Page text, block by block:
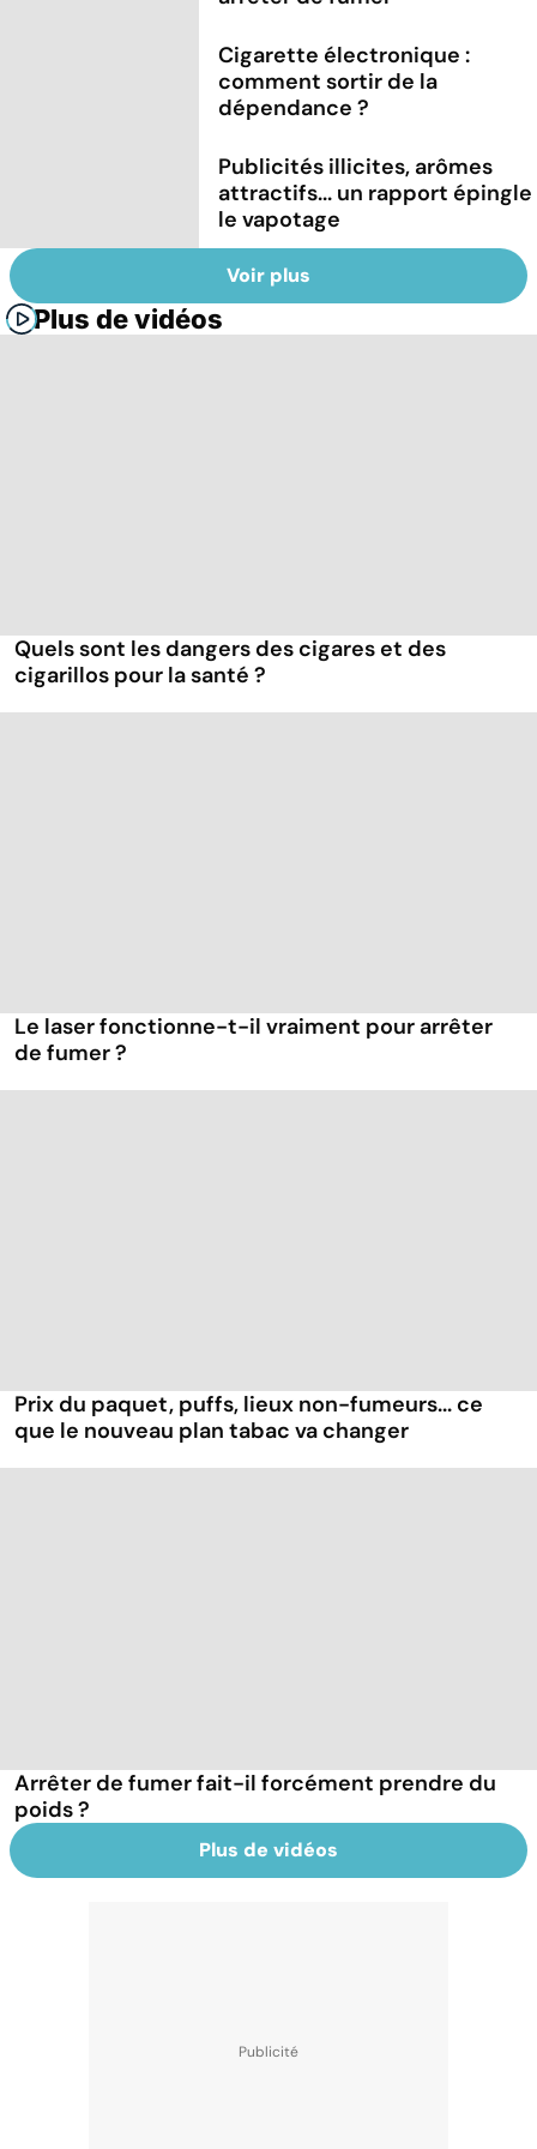
Cigarette électronique :
comment sortir de la
dépendance ?
Publicités illicites, arômes
attractifs... un rapport épingle
le vapotage
Voir plus
Plus de vidéos
Quels sont les dangers des cigares et des
cigarillos pour la santé ?
Le laser fonctionne-t-il vraiment pour arrêter
de fumer ?
Prix du paquet, puffs, lieux non-fumeurs... ce
que le nouveau plan tabac va changer
Arrêter de fumer fait-il forcément prendre du
poids ?
Plus de vidéos